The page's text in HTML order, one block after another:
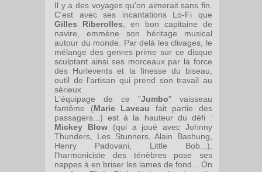
Il y a des voyages qu'on aimerait sans fin.
C'est avec ses incantations Lo-Fi que
Gilles Riberolles , en bon capitaine de
navire, emmène son héritage musical
autour du monde. Par delà les clivages, le
mélange des genres prime sur ce disque
sculptant ainsi ses morceaux par la force
des Hurlevents et la finesse du biseau,
outil de l'artisan qui prend son travail au
sérieux.
L'équipage de ce "Jumbo" vaisseau
fantôme (Marie Laveau fait partie des
passagers...) est à la hauteur du défi :
Mickey Blow(qui a joué avec Johnny
Thunders, Les Stunners, Alain Bashung,
Henry Padovani, Little Bob...),
l'harmoniciste des ténèbres pose ses
nappes à en briser les lames de fond... On